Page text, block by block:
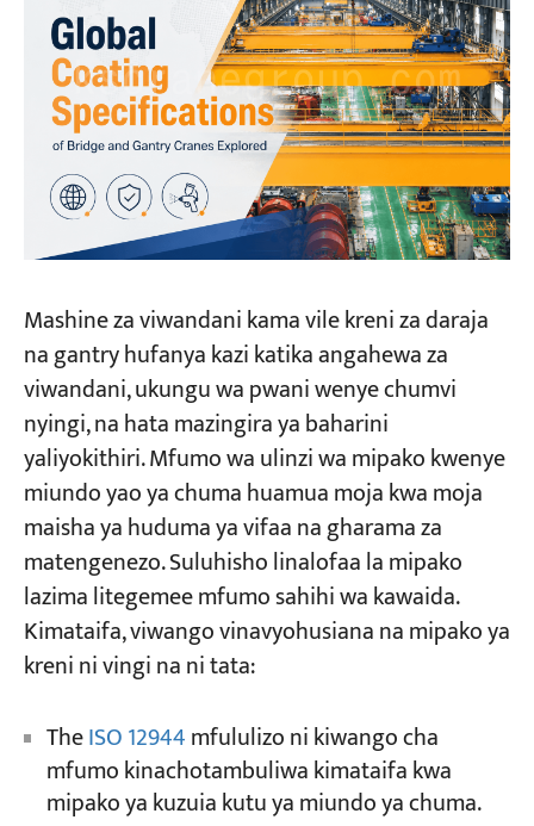
Miradi
Blogu
Habari
Maombi
Kuhusu sisi
Wasiliana nasi
Viwango vya Kichina (GB/T 37400.12-2019 na
JT/T 733-2021)
Mfumo wa Kawaida wa Mipako ya
SSPC/NACE/ASME ya Amerika Kaskazini
Kiwango cha Kijapani (JIS K 5600, JIS K 5551,
JIS K 5659)
za Mipako ya Kreni za KUANGSHAN
Zilizobinafsishwa
Maswali Yanayoulizwa Mara kwa Mara
Ni kiwango gani cha mipako ya kreni
kinachotumika sana kwa miradi ya kimataifa?
Je, ni lazima kufuata viwango vya mipako ya
ndani kwa miradi ya kreni zinazosafirishwa
nje?
Je, mipako nene huwa bora zaidi kila wakati?
kreni kuondoka kiwandani?
Mashine za viwandani kama vile kreni za daraja
na gantry hufanya kazi katika angahewa za
viwandani, ukungu wa pwani wenye chumvi
nyingi, na hata mazingira ya baharini
yaliyokithiri. Mfumo wa ulinzi wa mipako kwenye
miundo yao ya chuma huamua moja kwa moja
maisha ya huduma ya vifaa na gharama za
matengenezo. Suluhisho linalofaa la mipako
lazima litegemee mfumo sahihi wa kawaida.
Kimataifa, viwango vinavyohusiana na mipako ya
kreni ni vingi na ni tata:
TheISO 12944mfululizo ni kiwango cha
mfumo kinachotambuliwa kimataifa kwa
mipako ya kuzuia kutu ya miundo ya chuma.